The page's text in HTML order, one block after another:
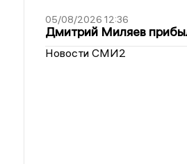
05/08/2026 12:36
Дмитрий Миляев
Новости СМИ2